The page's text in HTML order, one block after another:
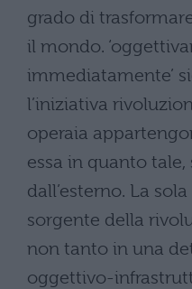
grado di
il mondo.
immediatamente’
l’iniziativa
operaia
essa in quanto
dall’esterno. La
sorgente della
non tanto in una
oggettivo-